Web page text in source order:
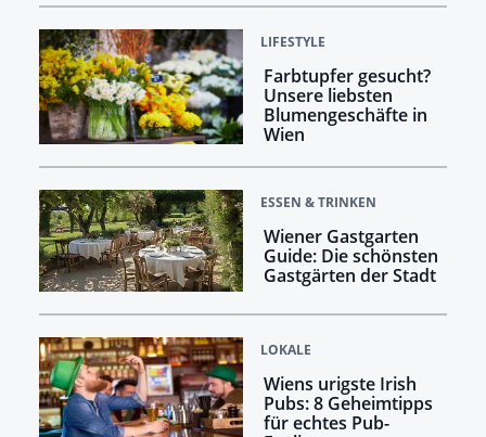
LIFESTYLE
Farbtupfer gesucht?
Unsere liebsten
Blumengeschäfte in
Wien
ESSEN & TRINKEN
Wiener Gastgarten
Guide: Die schönsten
Gastgärten der Stadt
LOKALE
Wiens urigste Irish
Pubs: 8 Geheimtipps
für echtes Pub-